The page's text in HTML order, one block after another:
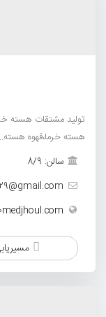
تولید مشتقات هسته
هسته خرما،قهوه هسته...
سالن: 8/9
reza.kh929@gmail.com